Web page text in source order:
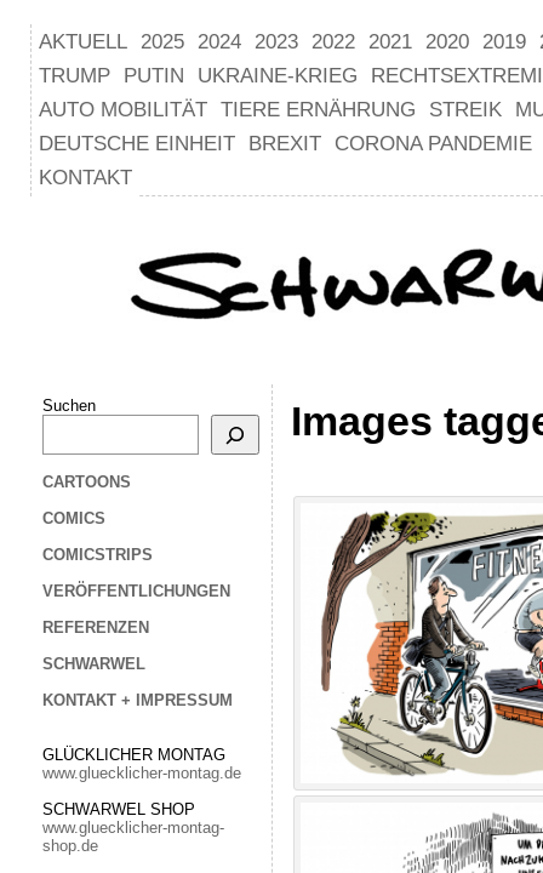
AKTUELL 2025 2024 2023 2022 2021 2020 2019
TRUMP
PUTIN UKRAINE-KRIEG
AUTO MOBILITÄT TIERE ERNÄHRUNG STREIK
DEUTSCHE EINHEIT
BREXIT
CORONA PANDEMIE
KONTAKT
Suchen
CARTOONS
COMICS
COMICSTRIPS
VERÖFFENTLICHUNGEN
REFERENZEN
SCHWARWEL
KONTAKT + IMPRESSUM
GLÜCKLICHER MONTAG
www.gluecklicher-montag.de
SCHWARWEL SHOP
www.gluecklicher-montag-
shop.de
Images